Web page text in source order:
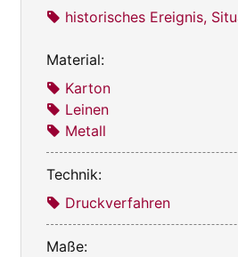
historisches Ereignis,
Material:
Karton
Leinen
Metall
Technik:
Druckverfahren
Maße: